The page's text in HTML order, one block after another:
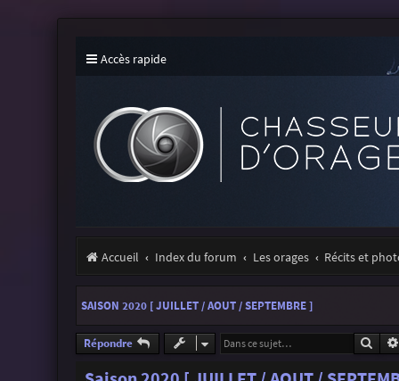
Accès rapide
Accueil Index du forum Les orages Récits et
SAISON 2020 [ JUILLET / AOUT / SEPTEMBRE ]
Répondre